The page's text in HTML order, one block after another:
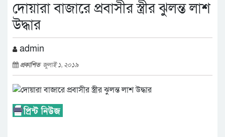
দোয়ারা বাজারে প্রবাসীর স্ত্রীর ঝুলন্ত লাশ
উদ্ধার
admin
প্রকাশিত জুলাই ১, ২০১৯